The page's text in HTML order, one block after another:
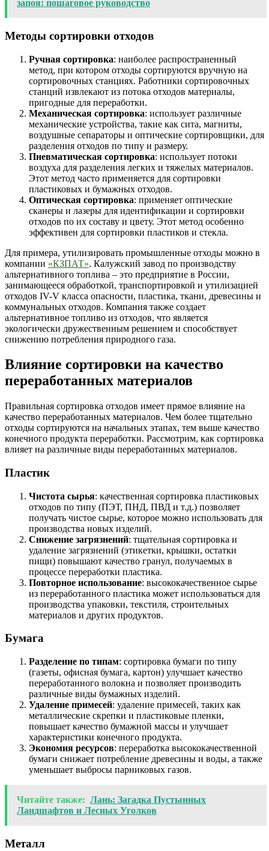
запоя: пошаговое руководство
Методы сортировки отходов
Ручная сортировка: наиболее распространенный
метод, при котором отходы сортируются вручную на
сортировочных станциях. Работники сортировочных
станций извлекают из потока отходов материалы,
пригодные для переработки.
Механическая сортировка: использует различные
механические устройства, такие как сита, магниты,
воздушные сепараторы и оптические сортировщики, для
разделения отходов по типу и размеру.
Пневматическая сортировка: использует потоки
воздуха для разделения легких и тяжелых материалов.
Этот метод часто применяется для сортировки
пластиковых и бумажных отходов.
Оптическая сортировка: применяет оптические
сканеры и лазеры для идентификации и сортировки
отходов по их составу и цвету. Этот метод особенно
эффективен для сортировки пластиков и стекла.
Для примера, утилизировать промышленные отходы можно в
компании «КЗПАТ». Калужский завод по производству
альтернативного топлива – это предприятие в России,
занимающееся обработкой, транспортировкой и утилизацией
отходов IV-V класса опасности, пластика, ткани, древесины и
коммунальных отходов. Компания также создает
альтернативное топливо из отходов, что является
экологически дружественным решением и способствует
снижению потребления природного газа.
Влияние сортировки на качество
переработанных материалов
Правильная сортировка отходов имеет прямое влияние на
качество переработанных материалов. Чем более тщательно
отходы сортируются на начальных этапах, тем выше качество
конечного продукта переработки. Рассмотрим, как сортировка
влияет на различные виды переработанных материалов.
Пластик
Чистота сырья: качественная сортировка пластиковых
отходов по типу (ПЭТ, ПНД, ПВД и т.д.) позволяет
получать чистое сырье, которое можно использовать для
производства новых изделий.
Снижение загрязнений: тщательная сортировка и
удаление загрязнений (этикетки, крышки, остатки
пищи) повышают качество гранул, получаемых в
процессе переработки пластика.
Повторное использование: высококачественное сырье
из переработанного пластика может использоваться для
производства упаковки, текстиля, строительных
материалов и других продуктов.
Бумага
Разделение по типам: сортировка бумаги по типу
(газеты, офисная бумага, картон) улучшает качество
переработанного волокна и позволяет производить
различные виды бумажных изделий.
Удаление примесей: удаление примесей, таких как
металлические скрепки и пластиковые пленки,
повышает качество бумажной массы и улучшает
характеристики конечного продукта.
Экономия ресурсов: переработка высококачественной
бумаги снижает потребление древесины и воды, а также
уменьшает выбросы парниковых газов.
Читайте также: Лань: Загадка Пустынных
Ландшафтов и Лесных Уголков
Металл